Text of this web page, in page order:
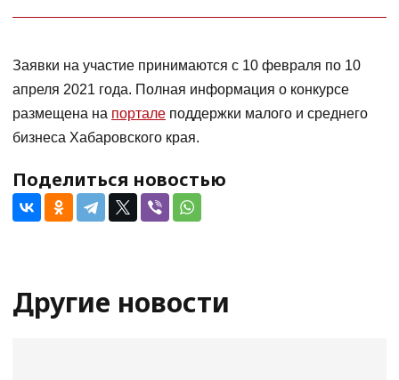
Заявки на участие принимаются с 10 февраля по 10
апреля 2021 года. Полная информация о конкурсе
размещена на портале поддержки малого и среднего
бизнеса Хабаровского края.
Поделиться новостью
Другие новости